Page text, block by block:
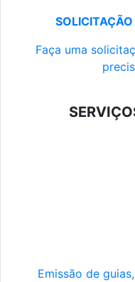
Faça uma
Emissão de